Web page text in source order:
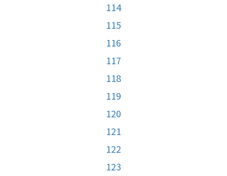
114
115
116
117
118
119
120
121
122
123